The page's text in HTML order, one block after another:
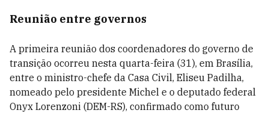
Reunião entre governos
A primeira reunião dos coordenadores do governo de
transição ocorreu nesta quarta-feira (31), em Brasília,
entre o ministro-chefe da Casa Civil, Eliseu Padilha,
nomeado pelo presidente Michel e o deputado federal
Onyx Lorenzoni (DEM-RS), confirmado como futuro